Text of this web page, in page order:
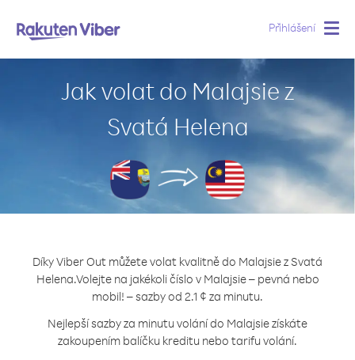
Přihlášení
Jak volat do Malajsie z
Svatá Helena
Díky Viber Out můžete volat kvalitně do Malajsie z Svatá
Helena.Volejte na jakékoli číslo v Malajsie – pevná nebo
mobil! – sazby od 2.1 ¢ za minutu.
Nejlepší sazby za minutu volání do Malajsie získáte
zakoupením balíčku kreditu nebo tarifu volání.